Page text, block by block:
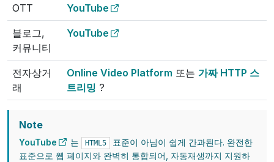
OTT
YouTube
블로그,
커뮤니티
YouTube
전자상거
래
Online Video Platform 또는 가짜 HTTP 스
트리밍 ?
Note
YouTube 는 HTML5
표준이 아님이 쉽게 간과된다. 완전한
표준으로 웹 페이지와 완벽히 통합되어, 자동재생까지 지원하